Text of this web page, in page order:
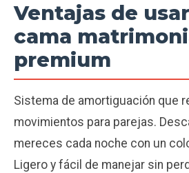
Ventajas de
cama
premium
Sistema de amortiguación que
movimientos para parejas.
mereces cada noche con un
Ligero y fácil de manejar sin